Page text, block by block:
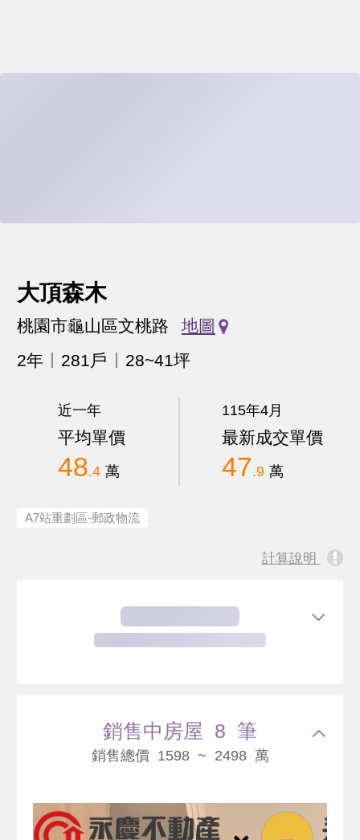
大頂森木
桃園市龜山區文桃路
地圖
2年
281戶 28~41坪
近一年
平均單價
48.4 萬
115年4月
最新成交單價
47.9 萬
A7站重劃區-郵政物流
計算說明
銷售中房屋 8 筆
銷售總價 1598 ~ 2498 萬